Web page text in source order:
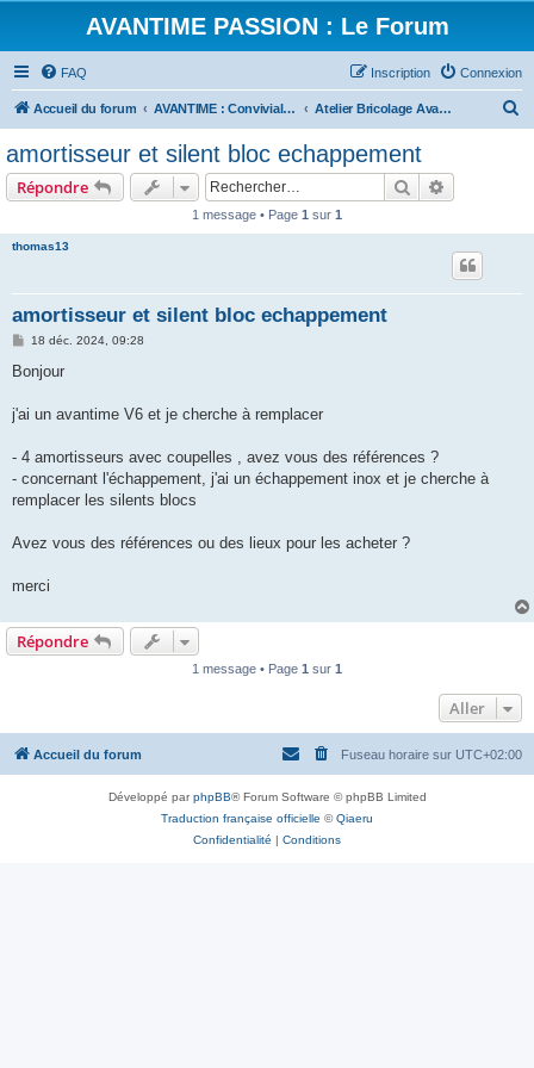
AVANTIME PASSION : Le Forum
FAQ Connexion
Inscription
Accueil du forum AVANTIME : Convivialité et Partage Atelier Bricolage Avantime [A.B.A.]
amortisseur et silent bloc echappement
Répondre Rechercher
1 message • Page 1 sur 1
thomas13
amortisseur et silent bloc echappement
M
s
g
18 déc. 2024, 09:28
Bonjour
j'ai un avantime V6 et je cherche à remplacer
- 4 amortisseurs avec coupelles , avez vous des références ?
- concernant l'échappement, j'ai un échappement inox et je cherche à
remplacer les silents blocs
Avez vous des références ou des lieux pour les acheter ?
merci
Répondre
1 message • Page 1 sur 1
Aller
Accueil du forum Fuseau horaire sur UTC+02:00
Développé parphpBB® Forum Software © phpBB Limited
Traduction française officielle ©Qiaeru
Confidentialité | Conditions